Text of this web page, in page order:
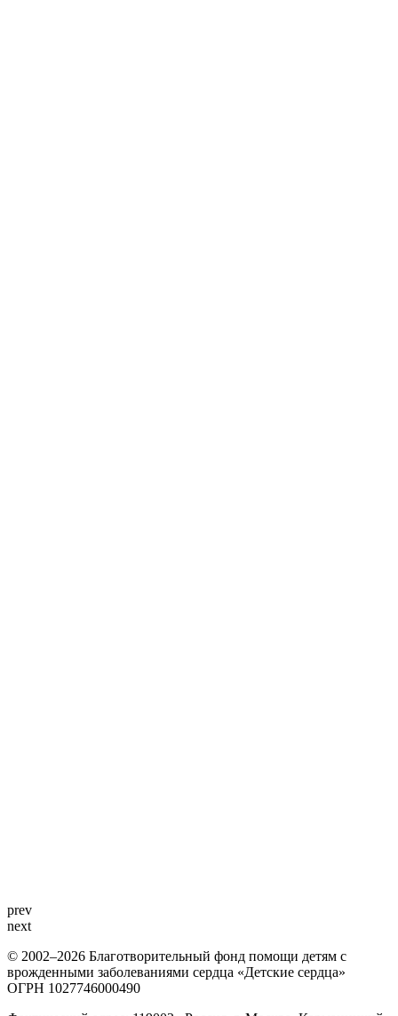
prev
next
© 2002–2026 Благотворительный фонд помощи детям с
врожденными заболеваниями сердца «Детские сердца»
ОГРН 1027746000490